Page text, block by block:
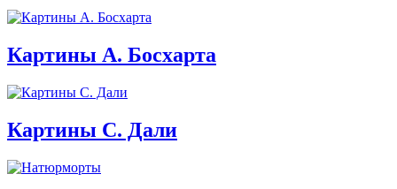
Картины А. Босхарта
Картины С. Дали